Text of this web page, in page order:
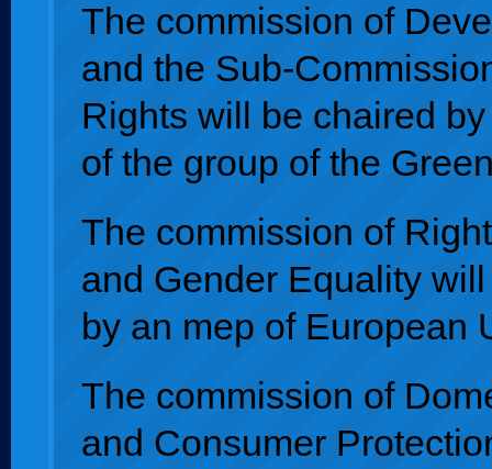
The commission of
and the Sub-
Rights will be chaired
of the group of the
The commission of
and Gender Equality
by an mep of European
The commission of
and Consumer